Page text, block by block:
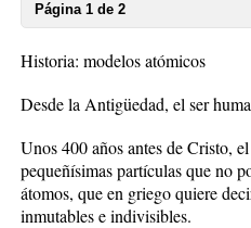
Página 1 de 2
Historia: modelos atómicos
Desde la Antigüedad, el ser
Unos 400 años antes de Cristo,
pequeñísimas partículas que no
átomos, que en griego quiere
inmutables e indivisibles.